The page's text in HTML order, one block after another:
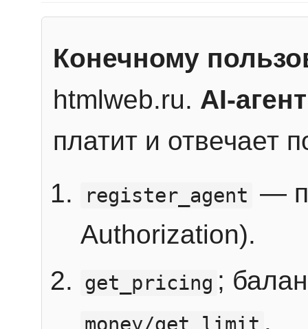
Конечному
htmlweb.ru. AI-агент
платит и отвечает
register_agent —
Authorization).
get_pricing ;
.